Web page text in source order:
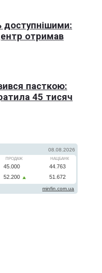
доступнішими:
отримав
пасткою:
45 тисяч